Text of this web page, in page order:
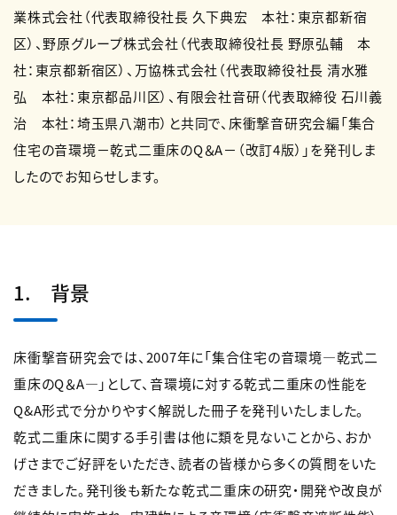
業株式会社（代表取締役社長 久下典宏 本社：東京都新宿
区）、野原グループ株式会社（代表取締役社長 野原弘輔 本
社：東京都新宿区）、万協株式会社（代表取締役社長 清水雅
弘 本社：東京都品川区）、有限会社音研（代表取締役 石川義
治 本社：埼玉県八潮市）と共同で、床衝撃音研究会編「集合
住宅の音環境－乾式二重床のQ＆A－（改訂4版）」を発刊しま
したのでお知らせします。
1. 背景
床衝撃音研究会では、2007年に「集合住宅の音環境―乾式二
重床のQ＆A―」として、音環境に対する乾式二重床の性能を
Q&A形式で分かりやすく解説した冊子を発刊いたしました。
乾式二重床に関する手引書は他に類を見ないことから、おか
げさまでご好評をいただき、読者の皆様から多くの質問をいた
だきました。発刊後も新たな乾式二重床の研究・開発や改良が